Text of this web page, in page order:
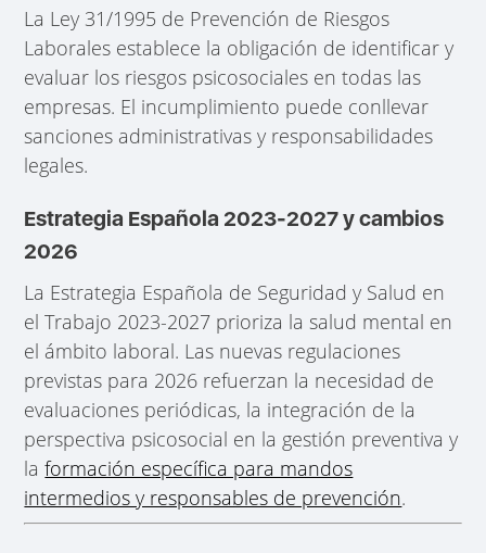
La Ley 31/1995 de Prevención de Riesgos
Laborales establece la obligación de identificar y
evaluar los riesgos psicosociales en todas las
empresas. El incumplimiento puede conllevar
sanciones administrativas y responsabilidades
legales.
Estrategia Española 2023-2027 y cambios
2026
La Estrategia Española de Seguridad y Salud en
el Trabajo 2023-2027 prioriza la salud mental en
el ámbito laboral. Las nuevas regulaciones
previstas para 2026 refuerzan la necesidad de
evaluaciones periódicas, la integración de la
perspectiva psicosocial en la gestión preventiva y
laformación específica para mandos
intermedios y responsables de prevención.